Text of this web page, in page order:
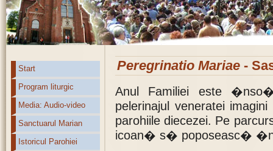
Start
Program liturgic
Media: Audio-video
Sanctuarul Marian
Istoricul Parohiei
Peregrinatio Mariae -
Anul Familiei este
pelerinajul veneratei
parohiile diecezei. Pe
icoan� s� poposeasc�